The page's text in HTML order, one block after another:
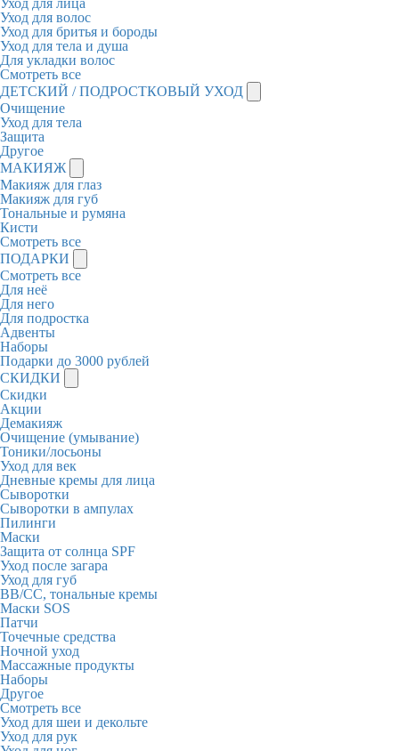
Уход для лица
Уход для волос
Уход для бритья и бороды
Уход для тела и душа
Для укладки волос
Смотреть все
ДЕТСКИЙ / ПОДРОСТКОВЫЙ УХОД
Очищение
Уход для тела
Защита
Другое
МАКИЯЖ
Макияж для глаз
Макияж для губ
Тональные и румяна
Кисти
Смотреть все
ПОДАРКИ
Смотреть все
Для неё
Для него
Для подростка
Адвенты
Наборы
Подарки до 3000 рублей
СКИДКИ
Скидки
Акции
Демакияж
Очищение (умывание)
Тоники/лосьоны
Уход для век
Дневные кремы для лица
Сыворотки
Сыворотки в ампулах
Пилинги
Маски
Защита от солнца SPF
Уход после загара
Уход для губ
BB/CC, тональные кремы
Маски SOS
Патчи
Точечные средства
Ночной уход
Массажные продукты
Наборы
Другое
Смотреть все
Уход для шеи и декольте
Уход для рук